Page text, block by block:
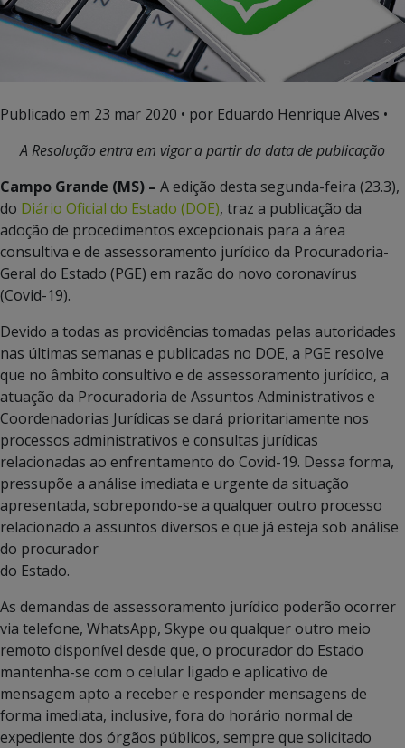
Publicado em 23 mar 2020 • por Eduardo Henrique Alves •
A Resolução entra em vigor a partir da data de publicação
Campo Grande (MS) – A edição desta segunda-feira (23.3),
do Diário Oficial do Estado (DOE), traz a publicação da
adoção de procedimentos excepcionais para a área
consultiva e de assessoramento jurídico da Procuradoria-
Geral do Estado (PGE) em razão do novo coronavírus
(Covid-19).
Devido a todas as providências tomadas pelas autoridades
nas últimas semanas e publicadas no DOE, a PGE resolve
que no âmbito consultivo e de assessoramento jurídico, a
atuação da Procuradoria de Assuntos Administrativos e
Coordenadorias Jurídicas se dará prioritariamente nos
processos administrativos e consultas jurídicas
relacionadas ao enfrentamento do Covid-19. Dessa forma,
pressupõe a análise imediata e urgente da situação
apresentada, sobrepondo-se a qualquer outro processo
relacionado a assuntos diversos e que já esteja sob análise
do procurador
do Estado.
As demandas de assessoramento jurídico poderão ocorrer
via telefone, WhatsApp, Skype ou qualquer outro meio
remoto disponível desde que, o procurador do Estado
mantenha-se com o celular ligado e aplicativo de
mensagem apto a receber e responder mensagens de
forma imediata, inclusive, fora do horário normal de
expediente dos órgãos públicos, sempre que solicitado